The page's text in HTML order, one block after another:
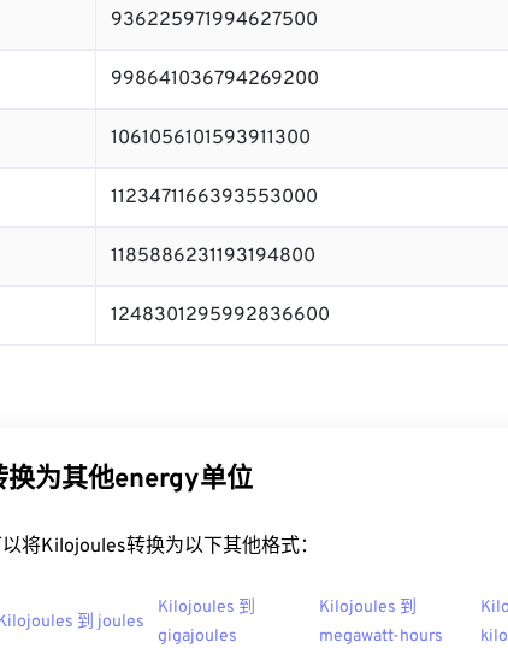
936225971994627500
998641036794269200
1061056101593911300
1123471166393553000
1185886231193194800
1248301295992836600
为其他energy单位
将Kilojoules转换为以下其他格式：
到 joules
Kilojoules 到
gigajoules
Kilojoules 到
megawatt-hours